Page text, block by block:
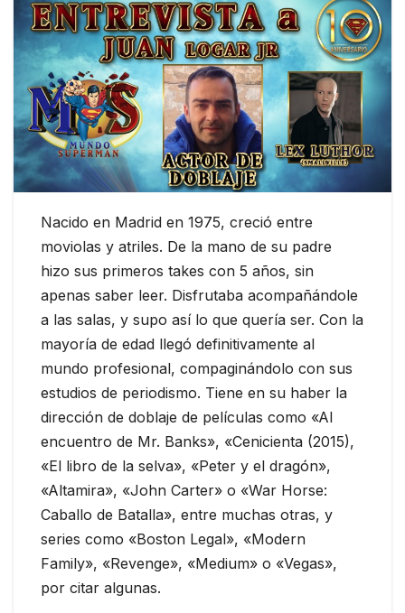
Nacido en Madrid en 1975, creció entre
moviolas y atriles. De la mano de su padre
hizo sus primeros takes con 5 años, sin
apenas saber leer. Disfrutaba acompañándole
a las salas, y supo así lo que quería ser. Con la
mayoría de edad llegó definitivamente al
mundo profesional, compaginándolo con sus
estudios de periodismo. Tiene en su haber la
dirección de doblaje de películas como «Al
encuentro de Mr. Banks», «Cenicienta (2015),
«El libro de la selva», «Peter y el dragón»,
«Altamira», «John Carter» o «War Horse:
Caballo de Batalla», entre muchas otras, y
series como «Boston Legal», «Modern
Family», «Revenge», «Medium» o «Vegas»,
por citar algunas.